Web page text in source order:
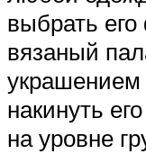
выбрать
вязаный
украшением
накинуть
на уровне